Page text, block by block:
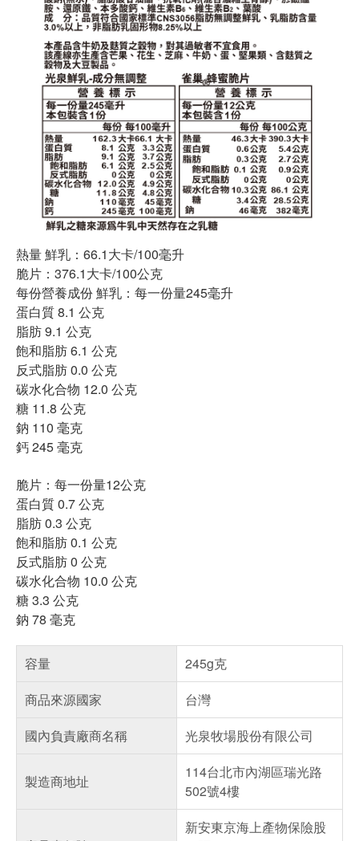
熱量 鮮乳：66.1大卡/100毫升
脆片：376.1大卡/100公克
每份營養成份 鮮乳：每一份量245毫升
蛋白質 8.1 公克
脂肪 9.1 公克
飽和脂肪 6.1 公克
反式脂肪 0.0 公克
碳水化合物 12.0 公克
糖 11.8 公克
鈉 110 毫克
鈣 245 毫克
脆片：每一份量12公克
蛋白質 0.7 公克
脂肪 0.3 公克
飽和脂肪 0.1 公克
反式脂肪 0 公克
碳水化合物 10.0 公克
糖 3.3 公克
鈉 78 毫克
容量
245g克
商品來源國家
台灣
國內負責廠商名稱
光泉牧場股份有限公司
製造商地址
114台北市內湖區瑞光路
502號4樓
新安東京海上產物保險股